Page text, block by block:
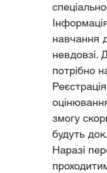
навчання
невдовзі.
потрібно
змогу
будуть
Наразі